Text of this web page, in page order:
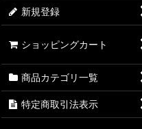
新規登録
ショッピングカート
商品カテゴリ一覧
特定商取引法表示